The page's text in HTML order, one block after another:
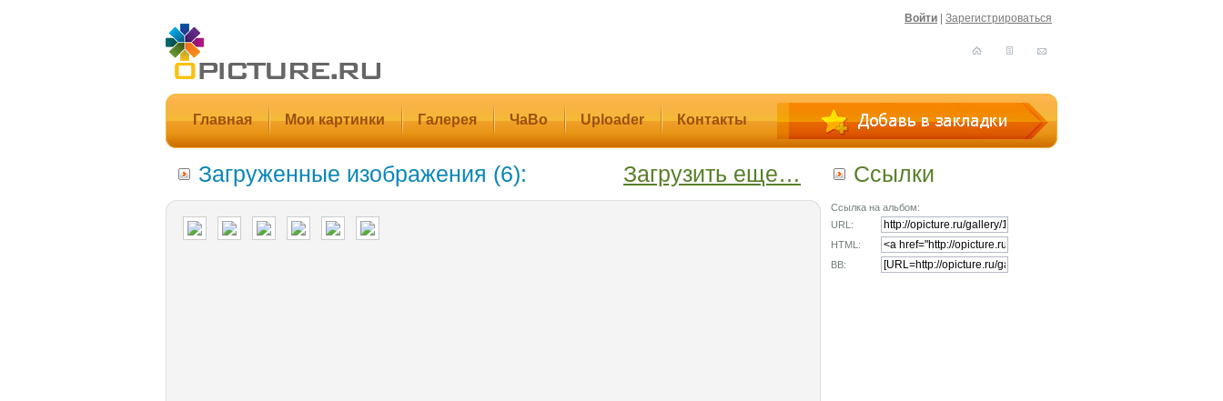
Войти Зарегистрироваться
Главная Мои картинки Галерея ЧаВо Uploader Контакты
Загрузить еще…
Загруженные изображения (6): Ссылки
Ссылка на альбом:
URL:
HTML:
BB: